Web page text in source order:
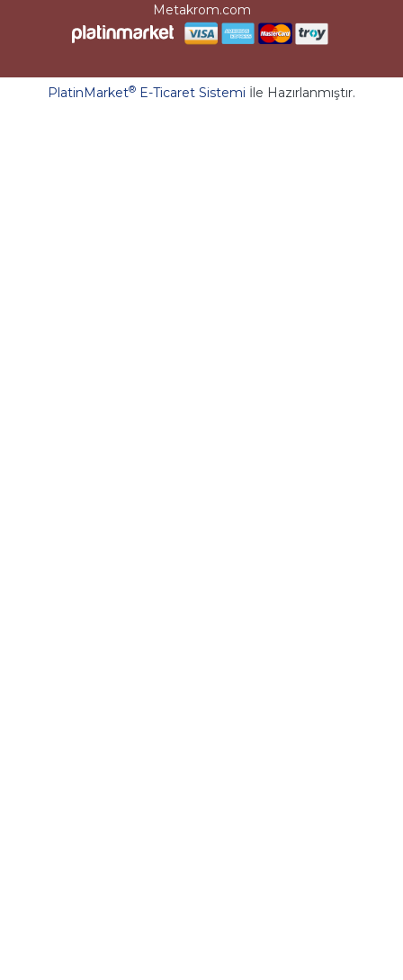
Metakrom.com
PlatinMarket® E-Ticaret Sistemi İle Hazırlanmıştır.